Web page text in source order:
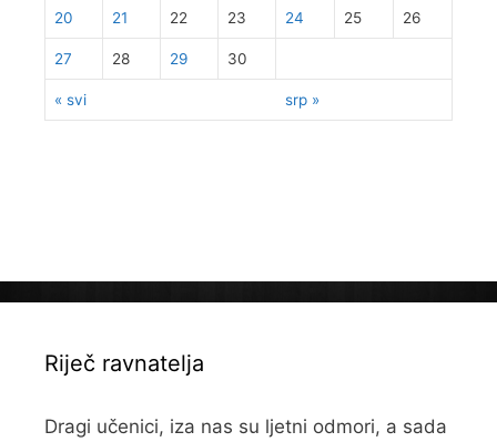
« svi srp »
20 21 22 23 24 25 26
27 28 29 30
Riječ ravnatelja
Dragi učenici, iza nas su ljetni odmori, a sada